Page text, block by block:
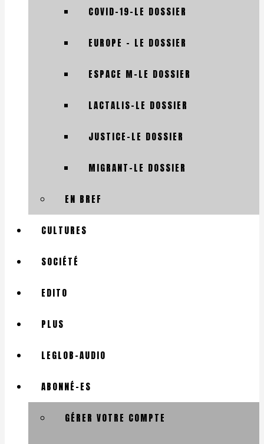
COVID-19-LE DOSSIER
EUROPE – LE DOSSIER
ESPACE M-LE DOSSIER
LACTALIS-LE DOSSIER
JUSTICE-LE DOSSIER
MIGRANT-LE DOSSIER
EN BREF
CULTURES
SOCIÉTÉ
EDITO
PLUS
LEGLOB-AUDIO
ABONNÉ-ES
GÉRER VOTRE COMPTE